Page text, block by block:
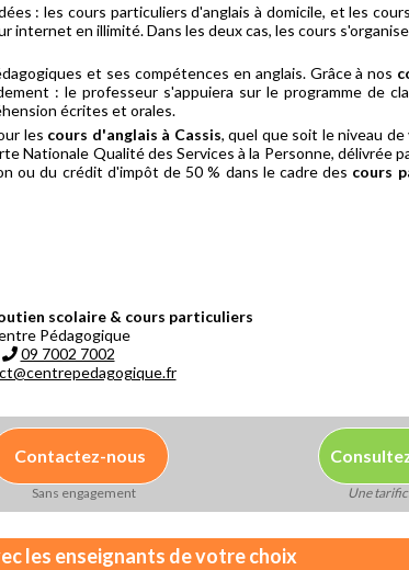
: les cours particuliers d'anglais à domicile, et les
internet en illimité. Dans les deux cas, les cours
et ses compétences en anglais. Grâce à nos
: le professeur s'appuiera sur le programme de
écrites et orales.
les cours d'anglais à Cassis, quel que soit le niveau
Nationale Qualité des Services à la Personne, délivrée
ou du crédit d'impôt de 50 % dans le cadre des cours
scolaire & cours particuliers
Pédagogique
09 7002 7002
Contactez-nous
Sans engagement Une
les enseignants de votre choix